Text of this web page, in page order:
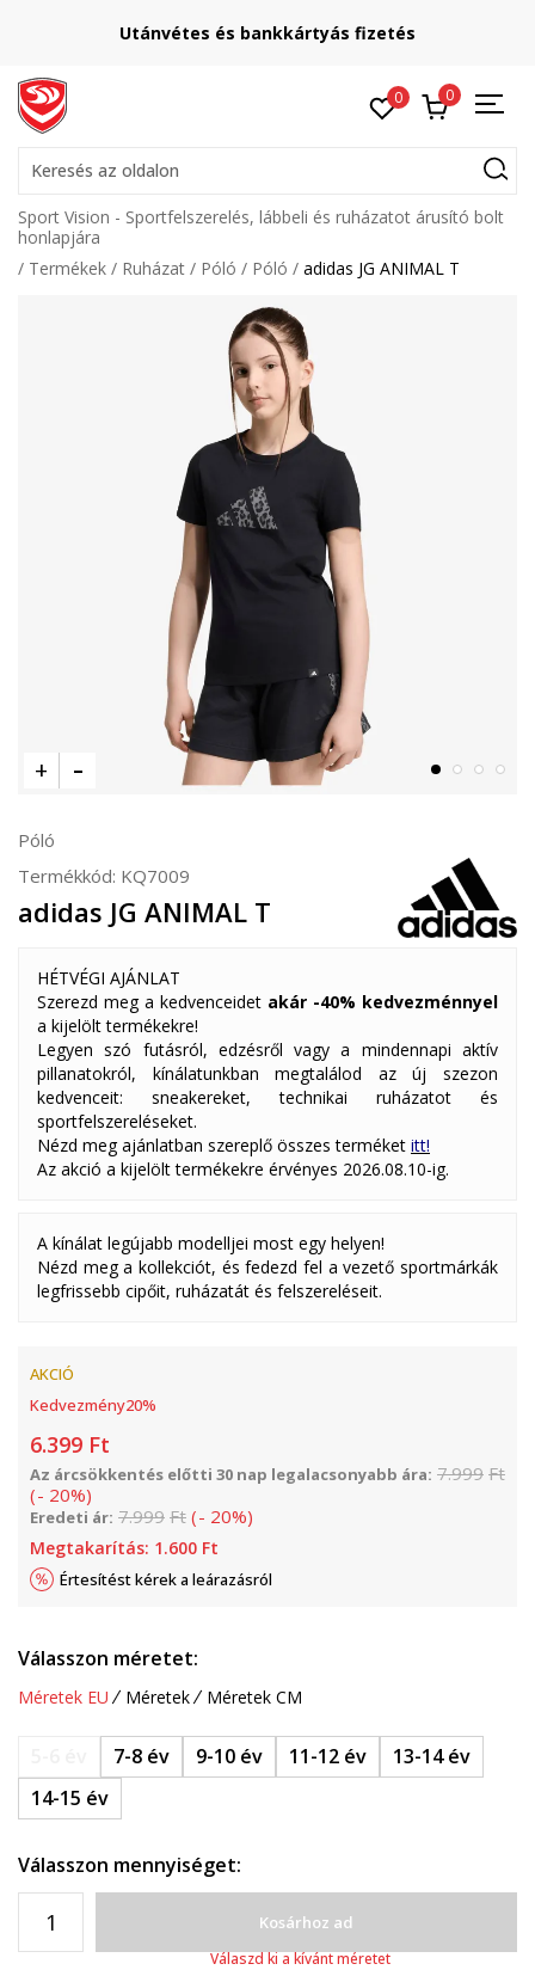
Utánvétes és bankkártyás fizetés
0 0
Keresés az oldalon
Sport Vision - Sportfelszerelés, lábbeli és ruházatot árusító bolt
honlapjára
Termékek
Ruházat Póló Póló adidas JG ANIMAL T
Póló
Termékkód: KQ7009
adidas JG ANIMAL T
HÉTVÉGI AJÁNLAT
Szerezd meg a kedvenceidet akár -40% kedvezménnyel
a kijelölt termékekre!
Legyen szó futásról, edzésről vagy a mindennapi aktív
pillanatokról, kínálatunkban megtalálod az új szezon
kedvenceit: sneakereket, technikai ruházatot és
sportfelszereléseket.
Nézd meg ajánlatban szereplő összes terméket itt!
Az akció a kijelölt termékekre érvényes 2026.08.10-ig.
A kínálat legújabb modelljei most egy helyen!
Nézd meg a kollekciót, és fedezd fel a vezető sportmárkák
legfrissebb cipőit, ruházatát és felszereléseit.
AKCIÓ
Kedvezmény20%
6.399 Ft
Az árcsökkentés előtti 30 nap legalacsonyabb ára: 7.999 Ft
(- 20%)
Eredeti ár: 7.999 Ft (- 20%)
Megtakarítás: 1.600 Ft
Értesítést kérek a leárazásról
Válasszon méretet:
Méretek EU Méretek Méretek CM
7-8 év 9-10 év 11-12 év
13-14 év
14-15 év
Válasszon mennyiséget:
Kosárhoz ad
Válaszd ki a kívánt méretet